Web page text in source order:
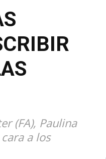
(FA), Paulina
a los